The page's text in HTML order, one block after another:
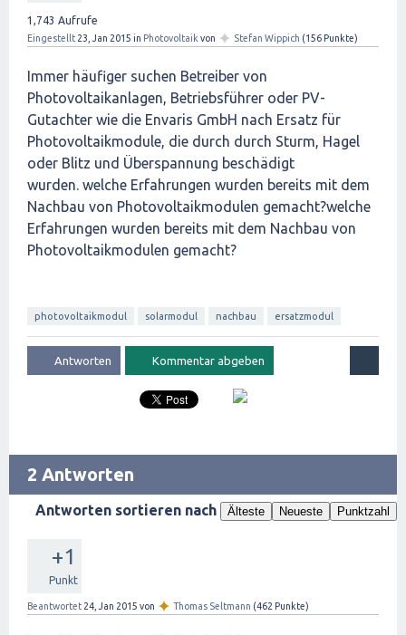
1,743 Aufrufe
Eingestellt 23, Jan 2015 in Photovoltaik von ✦ Stefan Wippich (156 Punkte)
Immer häufiger suchen Betreiber von
Photovoltaikanlagen, Betriebsführer oder PV-
Gutachter wie die Envaris GmbH nach Ersatz für
Photovoltaikmodule, die durch durch Sturm, Hagel
oder Blitz und Überspannung beschädigt
wurden. welche Erfahrungen wurden bereits mit dem
Nachbau von Photovoltaikmodulen gemacht?welche
Erfahrungen wurden bereits mit dem Nachbau von
Photovoltaikmodulen gemacht?
photovoltaikmodul solarmodul nachbau ersatzmodul
2 Antworten
Antworten sortieren nach Älteste Neueste Punktzahl
+1
Punkt
Beantwortet 24, Jan 2015 von ✦ Thomas Seltmann (462 Punkte)